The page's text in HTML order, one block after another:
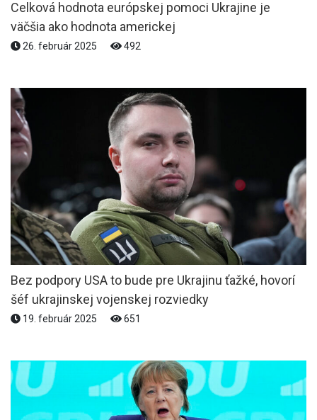
Celková hodnota európskej pomoci Ukrajine je
väčšia ako hodnota americkej
26. február 2025 492
Bez podpory USA to bude pre Ukrajinu ťažké, hovorí
šéf ukrajinskej vojenskej rozviedky
19. február 2025 651